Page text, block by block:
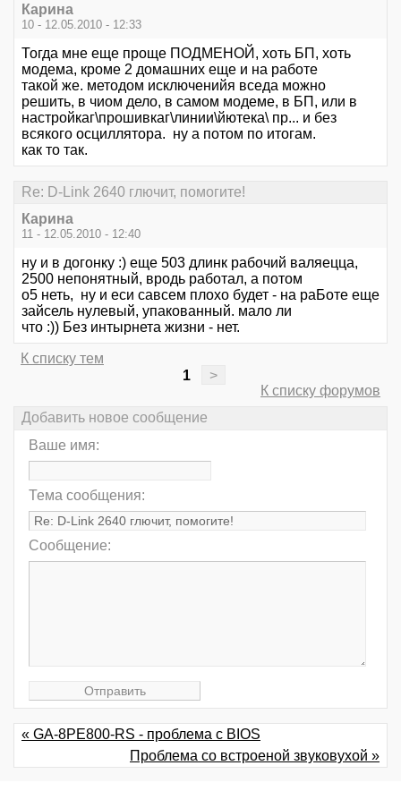
Карина
10 - 12.05.2010 - 12:33
Тогда мне еще проще ПОДМЕНОЙ, хоть БП, хоть
модема, кроме 2 домашних еще и на работе
такой же. методом исключенийя вседа можно
решить, в чиом дело, в самом модеме, в БП, или в
настройкаг\прошивкаг\линии\йютека\ пр... и без
всякого осциллятора. ну а потом по итогам.
как то так.
Re: D-Link 2640 глючит, помогите!
Карина
11 - 12.05.2010 - 12:40
ну и в догонку :) еще 503 длинк рабочий валяецца,
2500 непонятный, вродь работал, а потом
о5 неть, ну и еси савсем плохо будет - на раБоте еще
зайсель нулевый, упакованный. мало ли
что :)) Без интырнета жизни - нет.
К списку тем
1
>
К списку форумов
Добавить новое сообщение
Ваше имя:
Тема сообщения:
Сообщение:
« GA-8PE800-RS - проблема с BIOS
Проблема со встроеной звуковухой »